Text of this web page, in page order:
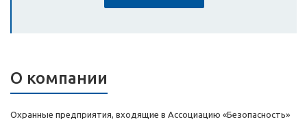
О компании
Охранные предприятия, входящие в Ассоциацию «Безопасность»